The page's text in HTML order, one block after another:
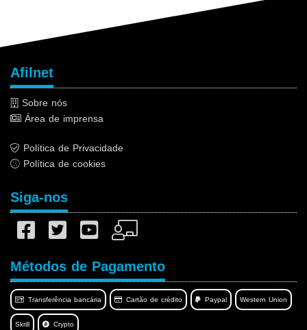
Afilnet
Sobre nós
Área de imprensa
Política de Privacidade
Política de cookies
Siga-nos
Métodos de Pagamento
Transferência bancária Cartão de crédito Paypal Western Union
Skrill Crypto